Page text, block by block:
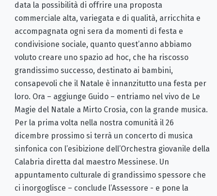
data la possibilità di offrire una proposta
commerciale alta, variegata e di qualità, arricchita e
accompagnata ogni sera da momenti di festa e
condivisione sociale, quanto quest’anno abbiamo
voluto creare uno spazio ad hoc, che ha riscosso
grandissimo successo, destinato ai bambini,
consapevoli che il Natale è innanzitutto una festa per
loro. Ora – aggiunge Guido – entriamo nel vivo de Le
Magie del Natale a Mirto Crosia, con la grande musica.
Per la prima volta nella nostra comunità il 26
dicembre prossimo si terrà un concerto di musica
sinfonica con l’esibizione dell’Orchestra giovanile della
Calabria diretta dal maestro Messinese. Un
appuntamento culturale di grandissimo spessore che
ci inorgoglisce – conclude l’Assessore - e pone la